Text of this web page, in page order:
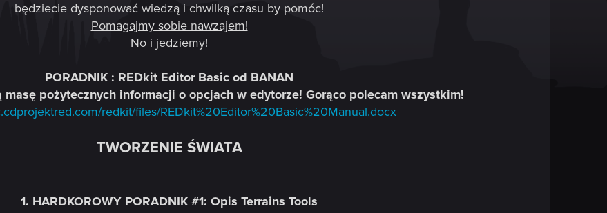
będziecie dysponować wiedzą i chwilką czasu by pomóc!
Pomagajmy sobie nawzajem!
No i jedziemy!
PORADNIK : REDkit Editor Basic od BANAN
masę pożytecznych informacji o opcjach w edytorze! Gorąco polecam wszystkim!
redkit/files/REDkit%20Editor%20Basic%20Manual.docx
TWORZENIE ŚWIATA
1. HARDKOROWY PORADNIK #1: Opis Terrains Tools